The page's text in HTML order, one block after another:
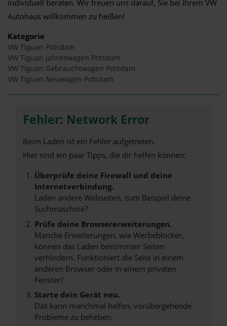
individuell beraten. Wir freuen uns darauf, Sie bei Ihrem VW
Autohaus willkommen zu heißen!
Kategorie
VW Tiguan Potsdam
VW Tiguan Jahreswagen Potsdam
VW Tiguan Gebrauchtwagen Potsdam
VW Tiguan Neuwagen Potsdam
Fehler: Network Error
Beim Laden ist ein Fehler aufgetreten.
Hier sind ein paar Tipps, die dir helfen können:
Überprüfe deine Firewall und deine
Internetverbindung.
Laden andere Webseiten, zum Beispiel deine
Suchmaschine?
Prüfe deine Browsererweiterungen.
Manche Erweiterungen, wie Werbeblocker,
können das Laden bestimmter Seiten
verhindern. Funktioniert die Seite in einem
anderen Browser oder in einem privaten
Fenster?
Starte dein Gerät neu.
Das kann manchmal helfen, vorübergehende
Probleme zu beheben.